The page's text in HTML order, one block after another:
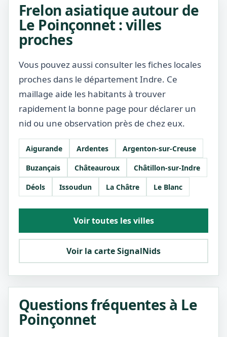
Frelon asiatique autour de
Le Poinçonnet : villes
proches
Vous pouvez aussi consulter les fiches locales
proches dans le département Indre. Ce
maillage aide les habitants à trouver
rapidement la bonne page pour déclarer un
nid ou une observation près de chez eux.
Aigurande Ardentes
Argenton-sur-Creuse
Buzançais
Châteauroux
Châtillon-sur-Indre
Déols
Issoudun La Châtre Le Blanc
Voir toutes les villes
Voir la carte SignalNids
Questions fréquentes à Le
Poinçonnet